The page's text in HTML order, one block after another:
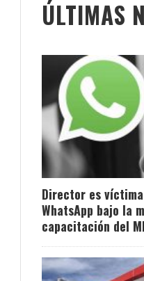
ÚLTIMAS
Director es
WhatsApp bajo la
capacitación del